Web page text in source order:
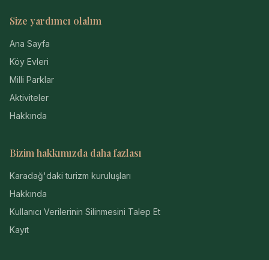
Size yardımcı olalım
Ana Sayfa
Köy Evleri
Milli Parklar
Aktiviteler
Hakkında
Bizim hakkımızda daha fazlası
Karadağ'daki turizm kuruluşları
Hakkında
Kullanıcı Verilerinin Silinmesini Talep Et
Kayıt